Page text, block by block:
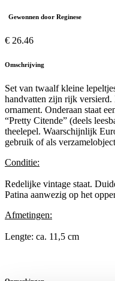
Gewonnen door Reginese
€ 26.46
Omschrijving
Set van twaalf kleine
handvatten zijn rijk
ornament. Onderaan staat
“Pretty Citende” (deels
theelepel. Waarschijnlijk
gebruik of als
Conditie:
Redelijke vintage staat.
Patina aanwezig op het
Afmetingen:
Lengte: ca. 11,5 cm